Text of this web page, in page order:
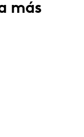
más